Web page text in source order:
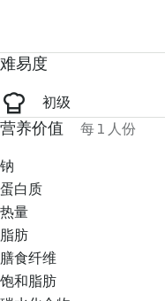
难易度
初级
营养价值 每 1 人份
钠
蛋白质
热量
脂肪
膳食纤维
饱和脂肪